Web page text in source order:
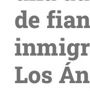
Blog
Contáctenos
de
Los